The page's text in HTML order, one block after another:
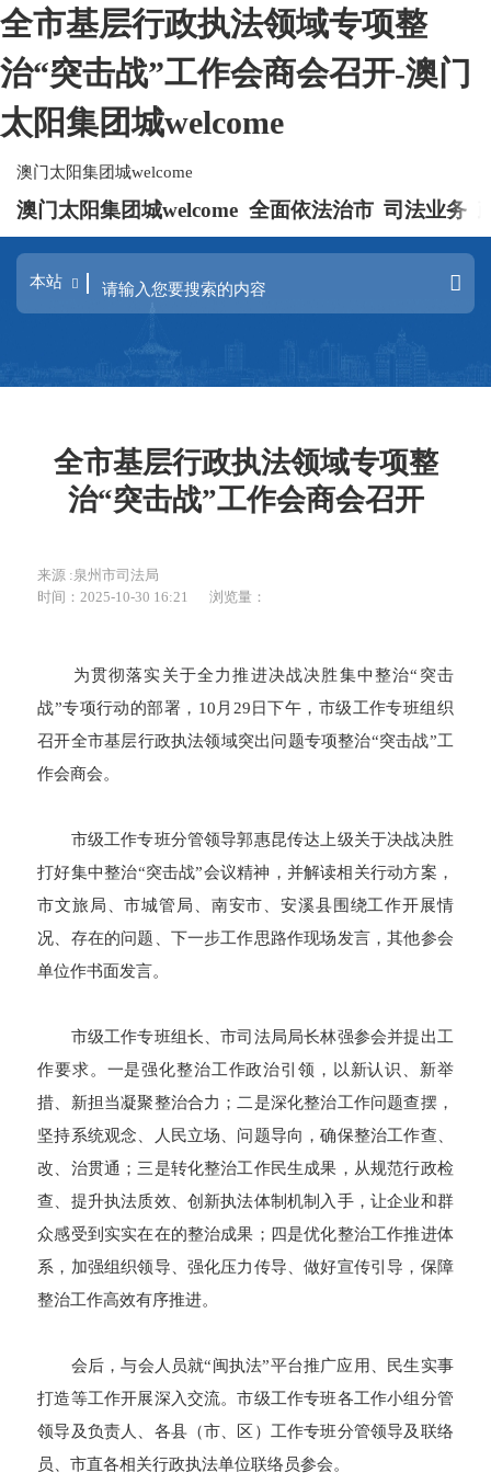
全市基层行政执法领域专项整
治“突击战”工作会商会召开-澳门
太阳集团城welcome
澳门太阳集团城welcome
澳门太阳集团城welcome 全面依法治市 司法业务
全市基层行政执法领域专项整
治“突击战”工作会商会召开
来源 :泉州市司法局
时间：2025-10-30 16:21
浏览量：
为贯彻落实关于全力推进决战决胜集中整治“突击
战”专项行动的部署，10月29日下午，市级工作专班组织
召开全市基层行政执法领域突出问题专项整治“突击战”工
作会商会。
市级工作专班分管领导郭惠昆传达上级关于决战决胜
打好集中整治“突击战”会议精神，并解读相关行动方案，
市文旅局、市城管局、南安市、安溪县围绕工作开展情
况、存在的问题、下一步工作思路作现场发言，其他参会
单位作书面发言。
市级工作专班组长、市司法局局长林强参会并提出工
作要求。一是强化整治工作政治引领，以新认识、新举
措、新担当凝聚整治合力；二是深化整治工作问题查摆，
坚持系统观念、人民立场、问题导向，确保整治工作查、
改、治贯通；三是转化整治工作民生成果，从规范行政检
查、提升执法质效、创新执法体制机制入手，让企业和群
众感受到实实在在的整治成果；四是优化整治工作推进体
系，加强组织领导、强化压力传导、做好宣传引导，保障
整治工作高效有序推进。
会后，与会人员就“闽执法”平台推广应用、民生实事
打造等工作开展深入交流。市级工作专班各工作小组分管
领导及负责人、各县（市、区）工作专班分管领导及联络
员、市直各相关行政执法单位联络员参会。